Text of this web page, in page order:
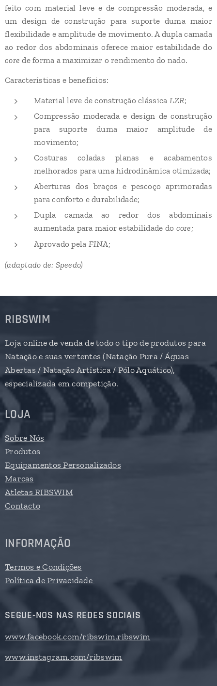
feito com material leve e de compressão moderada, e
um design de construção para suporte duma maior
flexibilidade e amplitude de movimento. A dupla camada
ao redor dos abdominais oferece maior estabilidade do
corede forma a maximizar o rendimento do nado.
Características e benefícios:
Material leve de construção clássica LZR;
Compressão moderada e design de construção
para suporte duma maior amplitude de
movimento;
Costuras coladas planas e acabamentos
melhorados para uma hidrodinâmica otimizada;
Aberturas dos braços e pescoço aprimoradas
para conforto e durabilidade;
Dupla camada ao redor dos abdominais
aumentada para maior estabilidade do core;
Aprovado pela FINA;
(adaptado de: Speedo)
RIBSWIM
Loja online de venda de todo o tipo de produtos para
Natação e suas vertentes (Natação Pura / Águas
Abertas / Natação Artística / Pólo Aquático),
especializada em competição.
LOJA
Sobre Nós
Produtos
Equipamentos Personalizados
Marcas
Atletas RIBSWIM
Contacto
INFORMAÇÃO
Termos e Condições
Política de Privacidade
SEGUE-NOS NAS REDES SOCIAIS
www.facebook.com/ribswim.ribswim
www.instagram.com/ribswim